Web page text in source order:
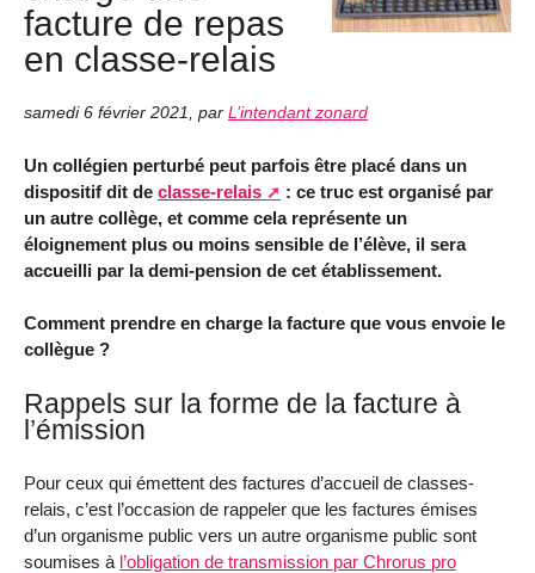
facture de repas
en classe-relais
samedi 6 février 2021 par L’intendant zonard
Un collégien perturbé peut parfois être placé dans un
dispositif dit de classe-relais
: ce truc est organisé par
un autre collège, et comme cela représente un
éloignement plus ou moins sensible de l’élève, il sera
accueilli par la demi-pension de cet établissement.
Comment prendre en charge la facture que vous envoie le
collègue ?
Rappels sur la forme de la facture à
l’émission
Pour ceux qui émettent des factures d’accueil de classes-
relais, c’est l’occasion de rappeler que les factures émises
d’un organisme public vers un autre organisme public sont
soumises à l’obligation de transmission par Chrorus pro